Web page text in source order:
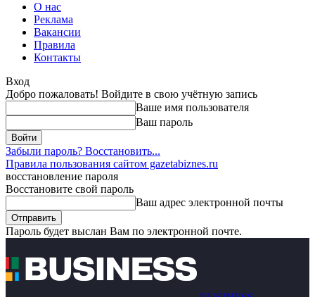
О нас
Реклама
Вакансии
Правила
Контакты
Вход
Добро пожаловать! Войдите в свою учётную запись
Ваше имя пользователя
Ваш пароль
Забыли пароль? Восстановить...
Правила пользования сайтом gazetabiznes.ru
восстановление пароля
Восстановите свой пароль
Ваш адрес электронной почты
Пароль будет выслан Вам по электронной почте.